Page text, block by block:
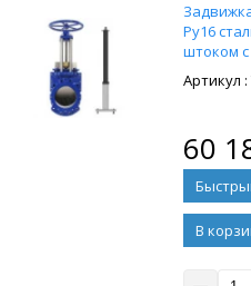
Ру16
штоком
1200-
60
В